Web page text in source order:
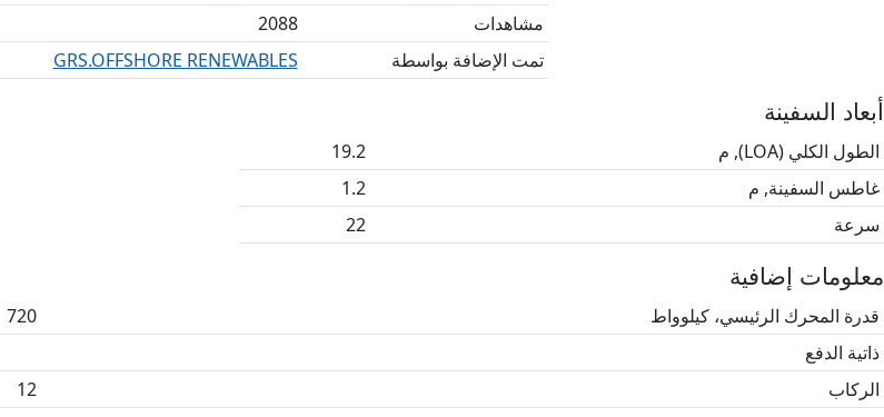
مشاهدات
2088
تمت الإضافة بواسطة
GRS.OFFSHORE RENEWABLES
أبعاد السفينة
الطول الكلي (LOA), م
19.2
غاطس السفينة, م
1.2
سرعة
22
معلومات إضافية
قدرة المحرك الرئيسي، كيلوواط
720
ذاتية الدفع
الركاب
12